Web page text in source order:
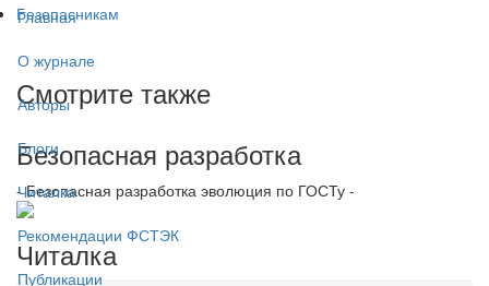
Главная
О журнале
Авторы
Блоги
Читалка
Рекомендации ФСТЭК
Публикации
Безопасникам
Смотрите также
Безопасная разработка
- Безопасная разработка эволюция по ГОСТу -
Читалка